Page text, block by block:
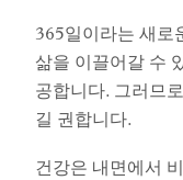
365일이라는 새로
삶을 이끌어갈 수
공합니다. 그러므
길 권합니다.
건강은 내면에서